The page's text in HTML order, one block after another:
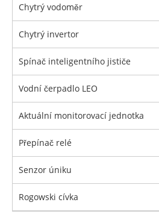
Chytrý vodoměr
Chytrý invertor
Spínač inteligentního jističe
Vodní čerpadlo LEO
Aktuální monitorovací jednotka
Přepínač relé
Senzor úniku
Rogowski cívka